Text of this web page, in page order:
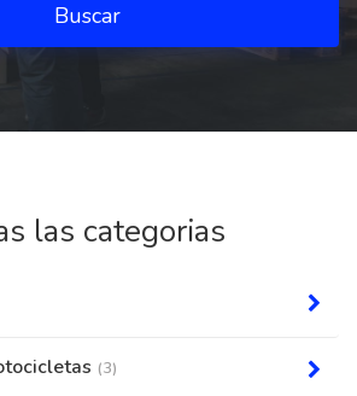
Buscar
las categorias
(3)